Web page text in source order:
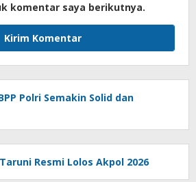
komentar saya berikutnya.
Polri Semakin Solid dan
Resmi Lolos Akpol 2026